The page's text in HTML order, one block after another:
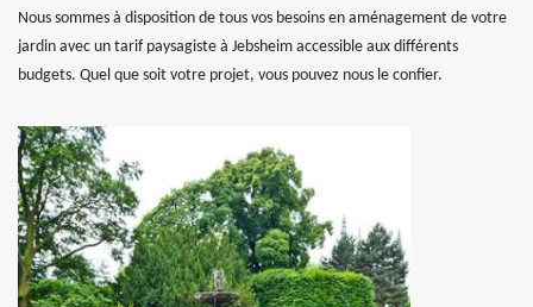
Nous sommes à disposition de tous vos besoins en aménagement de votre
jardin avec un tarif paysagiste à Jebsheim accessible aux différents
budgets. Quel que soit votre projet, vous pouvez nous le confier.